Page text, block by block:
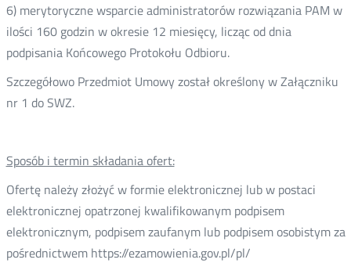
6) merytoryczne wsparcie administratorów rozwiązania PAM w
ilości 160 godzin w okresie 12 miesięcy, licząc od dnia
podpisania Końcowego Protokołu Odbioru.
Szczegółowo Przedmiot Umowy został określony w Załączniku
nr 1 do SWZ.
Sposób i termin składania ofert:
Ofertę należy złożyć w formie elektronicznej lub w postaci
elektronicznej opatrzonej kwalifikowanym podpisem
elektronicznym, podpisem zaufanym lub podpisem osobistym za
pośrednictwem https://ezamowienia.gov.pl/pl/